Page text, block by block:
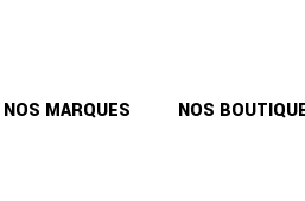
NOS MARQUES NOS